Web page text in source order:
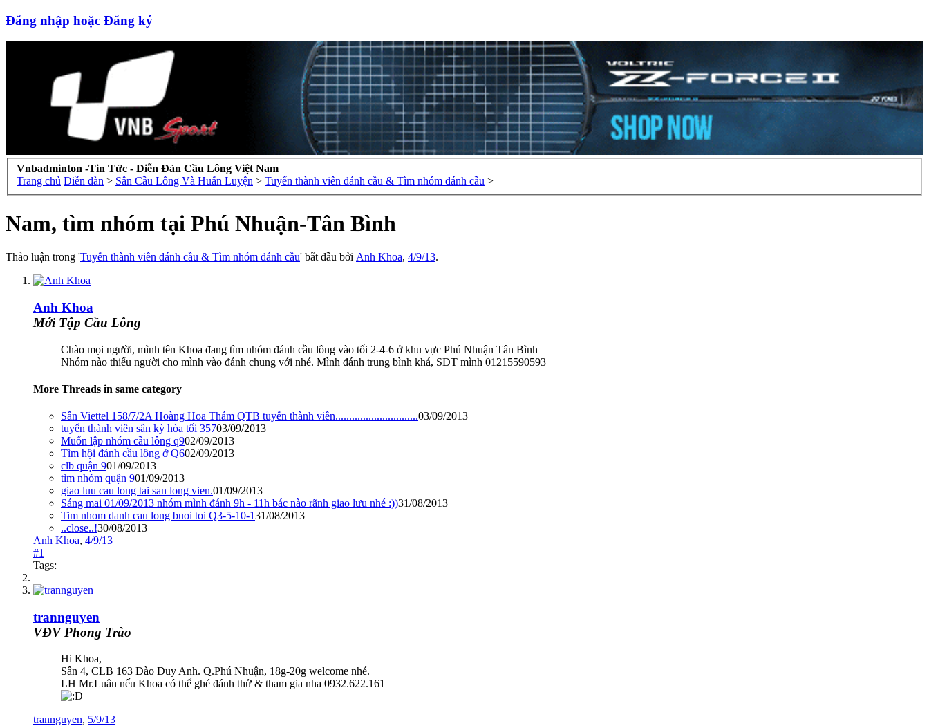
Đăng nhập hoặc Đăng ký
Vnbadminton -Tin Tức - Diễn Đàn Cầu Lông Việt Nam
Trang chủ Diễn đàn > Sân Cầu Lông Và Huấn Luyện > Tuyển thành viên đánh cầu & Tìm nhóm đánh cầu >
Nam, tìm nhóm tại Phú Nhuận-Tân Bình
Thảo luận trong 'Tuyển thành viên đánh cầu & Tìm nhóm đánh cầu' bắt đầu bởi Anh Khoa, 4/9/13.
Anh Khoa
Mới Tập Cầu Lông
Chào mọi người, mình tên Khoa đang tìm nhóm đánh cầu lông vào tối 2-4-6 ở khu vực Phú Nhuận Tân Bình
Nhóm nào thiếu người cho mình vào đánh chung với nhé. Mình đánh trung bình khá, SĐT mình 01215590593
More Threads in same category
Sân Viettel 158/7/2A Hoàng Hoa Thám QTB tuyển thành viên..............................03/09/2013
tuyển thành viên sân kỳ hòa tối 35703/09/2013
Muốn lập nhóm cầu lông q902/09/2013
Tìm hội đánh cầu lông ở Q602/09/2013
clb quận 901/09/2013
tìm nhóm quận 901/09/2013
giao luu cau long tai san long vien.01/09/2013
Sáng mai 01/09/2013 nhóm mình đánh 9h - 11h bác nào rãnh giao lưu nhé :))31/08/2013
Tim nhom danh cau long buoi toi Q3-5-10-131/08/2013
..close..!30/08/2013
Anh Khoa, 4/9/13
#1
Tags:
trannguyen
VĐV Phong Trào
Hi Khoa,
Sân 4, CLB 163 Đào Duy Anh. Q.Phú Nhuận, 18g-20g welcome nhé.
LH Mr.Luân nếu Khoa có thể ghé đánh thử & tham gia nha 0932.622.161
trannguyen, 5/9/13